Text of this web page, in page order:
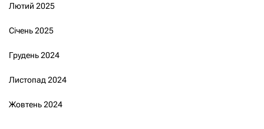
Лютий 2025
Січень 2025
Грудень 2024
Листопад 2024
Жовтень 2024